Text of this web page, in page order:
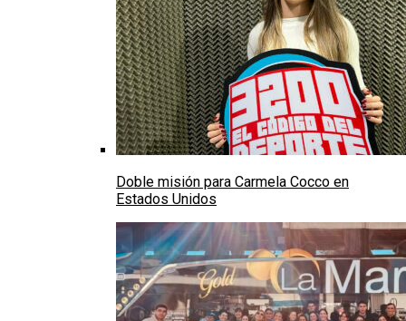
Doble misión para Carmela Cocco en
Estados Unidos